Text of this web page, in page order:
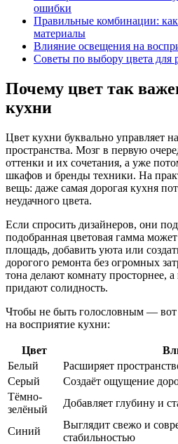
ошибки
Правильные комбинации: как
материалы
Влияние освещения на
Советы по выбору цвета для
Почему цвет так
кухни
Цвет кухни буквально управляет
пространства. Мозг в первую
оттенки и их сочетания, а уже
шкафов и бренды техники. На
вещь: даже самая дорогая кухня
неудачного цвета.
Если спросить дизайнеров, они
подобранная цветовая гамма
площадь, добавить уюта или
дорогого ремонта без огромных
тона делают комнату просторнее,
придают солидность.
Чтобы не быть голословным — вот
на восприятие кухни:
Цвет
Белый
Расширяет
Серый
Создаёт ощущение
Тёмно-
зелёный
Добавляет глубину и
Синий
Выглядит свежо и
стабильностью